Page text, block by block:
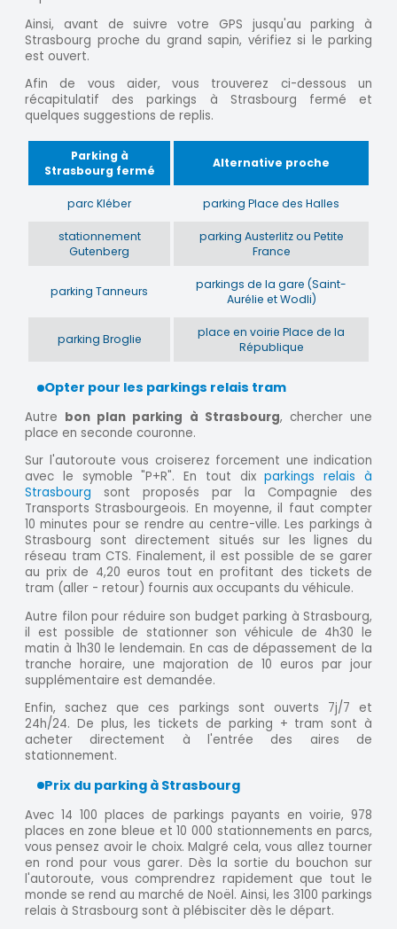
Ainsi, avant de suivre votre GPS jusqu'au parking à
Strasbourg proche du grand sapin, vérifiez si le parking
est ouvert.
Afin de vous aider, vous trouverez ci-dessous un
récapitulatif des parkings à Strasbourg fermé et
quelques suggestions de replis.
Parking à
Strasbourg fermé
Alternative proche
parc Kléber parking Place des Halles
stationnement
Gutenberg
parking Austerlitz ou Petite
France
parking Tanneurs
parkings de la gare (Saint-
Aurélie et Wodli)
parking Broglie
place en voirie Place de la
République
Opter pour les parkings relais tram
Autre bon plan parking à Strasbourg, chercher une
place en seconde couronne.
Sur l'autoroute vous croiserez forcement une indication
avec le symoble "P+R". En tout dixparkings relais à
Strasbourg sont proposés par la Compagnie des
Transports Strasbourgeois. En moyenne, il faut compter
10 minutes pour se rendre au centre-ville. Les parkings à
Strasbourg sont directement situés sur les lignes du
réseau tram CTS. Finalement, il est possible de se garer
au prix de 4,20 euros tout en profitant des tickets de
tram (aller - retour) fournis aux occupants du véhicule.
Autre filon pour réduire son budget parking à Strasbourg,
il est possible de stationner son véhicule de 4h30 le
matin à 1h30 le lendemain. En cas de dépassement de la
tranche horaire, une majoration de 10 euros par jour
supplémentaire est demandée.
Enfin, sachez que ces parkings sont ouverts 7j/7 et
24h/24. De plus, les tickets de parking + tram sont à
acheter directement à l'entrée des aires de
stationnement.
Prix du parking à Strasbourg
Avec 14 100 places de parkings payants en voirie, 978
places en zone bleue et 10 000 stationnements en parcs,
vous pensez avoir le choix. Malgré cela, vous allez tourner
en rond pour vous garer. Dès la sortie du bouchon sur
l'autoroute, vous comprendrez rapidement que tout le
monde se rend au marché de Noël. Ainsi, les 3100 parkings
relais à Strasbourg sont à plébisciter dès le départ.